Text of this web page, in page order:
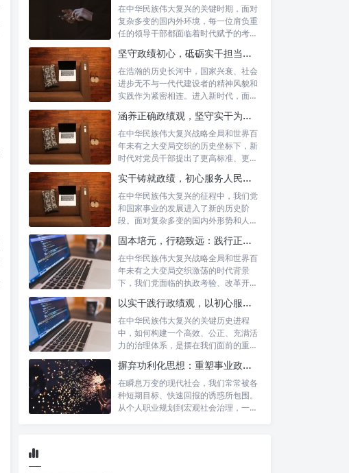
在中华民族伟大复兴的关键时期，面对
复杂多变的国内外环境，每一位肩负重
任的领导干部都面临着时代赋予的考验
坚守政绩初心，砥砺实干担当：新时代高质量发展的精神坐标
在浩瀚的历史长河中，国家兴衰、社会
进步无不与一代代建设者的精神风貌和
实践作为紧密相连。进入新时代，面对
涵养正确政绩观，坚守实干为民情怀：新时代党员干部的责任与担当
在中华民族伟大复兴战略全局和世界百
年未有之大变局交织的历史坐标下，新
时代对党员干部提出了更高标准、更严
实干铸就政绩，初心服务人民：新时代干部担当作为的实践指南
在中华民族伟大复兴的征程中，我们党
和国家事业的发展进入了新的历史阶
段。面对复杂多变的国内外形势和人民
固本培元，行稳致远：践行正确政绩理念，永葆务实清廉作风的时代命题
在中华民族伟大复兴战略全局和世界百
年未有之大变局交织激荡的时代背景
下，我们党面临的执政考验、改革开放
以实干践行政绩观，以初心服务群众：新时代治理的灯塔与指南
在中华民族伟大复兴的关键历史进程
中，如何构建一个高效、公正、充满活
力的治理体系，是摆在我们面前的重要
摒弃功利化思想：重塑事业政绩观，驱动社会高质量发展
在瞬息万变的现代社会，我们常常被各
种短期目标、快速回报的诱惑所包围。
从个人职业规划到宏观社会治理，一种